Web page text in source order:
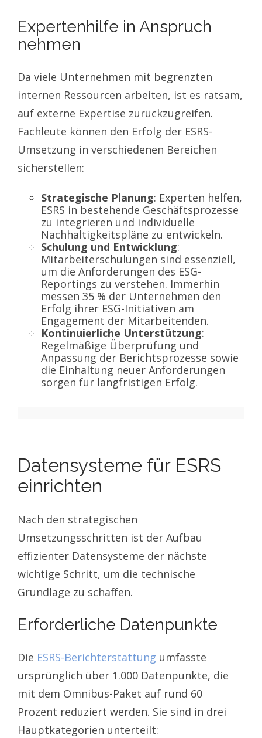
Expertenhilfe in Anspruch
nehmen
Da viele Unternehmen mit begrenzten
internen Ressourcen arbeiten, ist es ratsam,
auf externe Expertise zurückzugreifen.
Fachleute können den Erfolg der ESRS-
Umsetzung in verschiedenen Bereichen
sicherstellen:
Strategische Planung: Experten helfen,
ESRS in bestehende Geschäftsprozesse
zu integrieren und individuelle
Nachhaltigkeitspläne zu entwickeln.
Schulung und Entwicklung:
Mitarbeiterschulungen sind essenziell,
um die Anforderungen des ESG-
Reportings zu verstehen. Immerhin
messen 35 % der Unternehmen den
Erfolg ihrer ESG-Initiativen am
Engagement der Mitarbeitenden.
Kontinuierliche Unterstützung:
Regelmäßige Überprüfung und
Anpassung der Berichtsprozesse sowie
die Einhaltung neuer Anforderungen
sorgen für langfristigen Erfolg.
Datensysteme für ESRS
einrichten
Nach den strategischen
Umsetzungsschritten ist der Aufbau
effizienter Datensysteme der nächste
wichtige Schritt, um die technische
Grundlage zu schaffen.
Erforderliche Datenpunkte
Die ESRS-Berichterstattung umfasste
ursprünglich über 1.000 Datenpunkte, die
mit dem Omnibus-Paket auf rund 60
Prozent reduziert werden. Sie sind in drei
Hauptkategorien unterteilt: